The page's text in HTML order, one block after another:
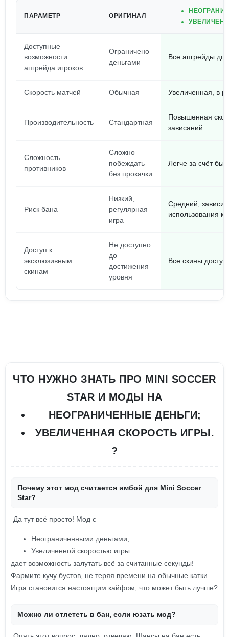
ПАРАМЕТР ОРИГИНАЛ
Доступные
возможности
апгрейда игроков
Ограничено
деньгами
Все апгрейды
Скорость матчей Обычная Увеличенная, в
Производительность Стандартная
Повышенная
зависаний
Сложность
противников
Сложно
побеждать
без прокачки
Легче за счёт
Риск бана
Низкий,
регулярная
игра
Средний, зависит
использования
Доступ к
эксклюзивным
скинам
Не доступно
до
достижения
уровня
Все скины
ЧТО НУЖНО ЗНАТЬ ПРО MINI SOCCER
STAR И МОДЫ НА
НЕОГРАНИЧЕННЫЕ ДЕНЬГИ;
УВЕЛИЧЕННАЯ СКОРОСТЬ ИГРЫ.
?
Почему этот мод считается имбой для Mini Soccer
Star?
Да тут всё просто! Мод с
Неограниченными деньгами;
Увеличенной скоростью игры.
дает возможность залутать всё за считанные секунды!
Фармите кучу бустов, не теряя времени на обычные катки.
Игра становится настоящим кайфом, что может быть лучше?
Можно ли отлететь в бан, если юзать мод?